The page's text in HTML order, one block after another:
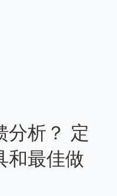
分析？ 定
和最佳做